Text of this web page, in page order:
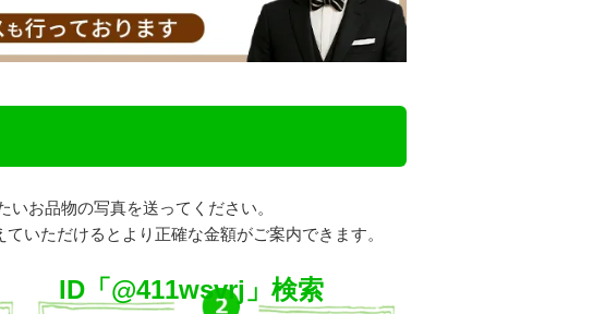
いお品物の写真を送ってください。
いただけるとより正確な金額がご案内できます。
ID「@411wsvrj」検索